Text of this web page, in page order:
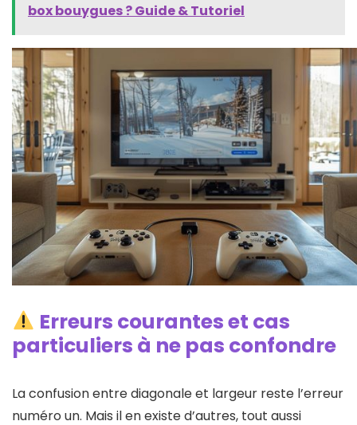
box bouygues​ ? Guide & Tutoriel
Erreurs courantes et cas
particuliers à ne pas confondre
La confusion entre diagonale et largeur reste l’erreur
numéro un. Mais il en existe d’autres, tout aussi